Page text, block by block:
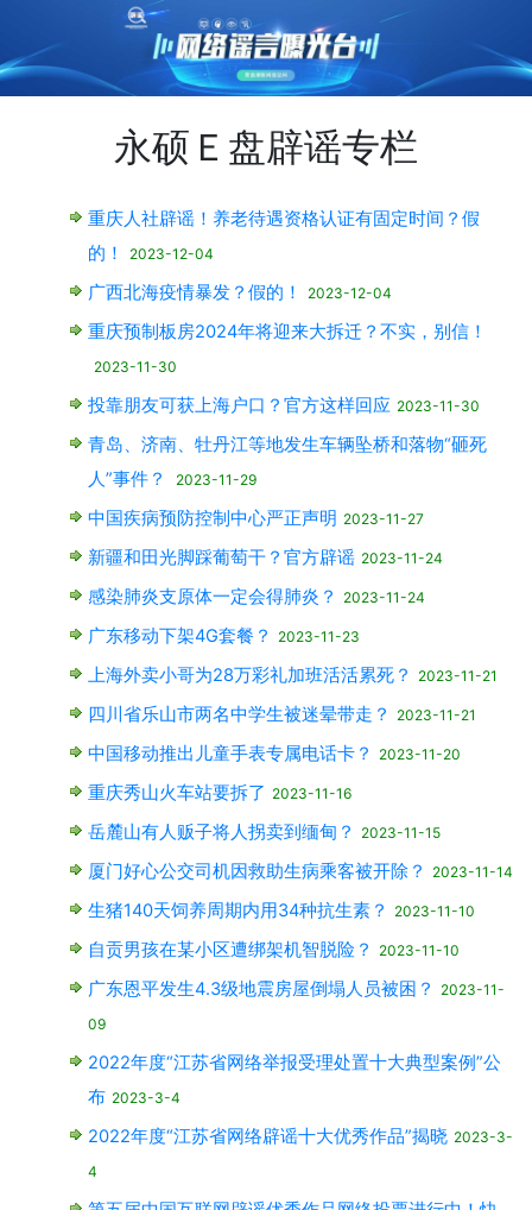
永硕Ｅ盘辟谣专栏
重庆人社辟谣！养老待遇资格认证有固定时间？假
的！
2023-12-04
广西北海疫情暴发？假的！ 2023-12-04
重庆预制板房2024年将迎来大拆迁？不实，别信！
2023-11-30
投靠朋友可获上海户口？官方这样回应 2023-11-30
青岛、济南、牡丹江等地发生车辆坠桥和落物“砸死
人”事件？
2023-11-29
中国疾病预防控制中心严正声明 2023-11-27
新疆和田光脚踩葡萄干？官方辟谣 2023-11-24
感染肺炎支原体一定会得肺炎？ 2023-11-24
广东移动下架4G套餐？ 2023-11-23
上海外卖小哥为28万彩礼加班活活累死？ 2023-11-21
四川省乐山市两名中学生被迷晕带走？ 2023-11-21
中国移动推出儿童手表专属电话卡？ 2023-11-20
重庆秀山火车站要拆了 2023-11-16
岳麓山有人贩子将人拐卖到缅甸？ 2023-11-15
厦门好心公交司机因救助生病乘客被开除？ 2023-11-14
生猪140天饲养周期内用34种抗生素？ 2023-11-10
自贡男孩在某小区遭绑架机智脱险？ 2023-11-10
广东恩平发生4.3级地震房屋倒塌人员被困？
2023-11-
09
2022年度“江苏省网络举报受理处置十大典型案例”公
布 2023-3-4
2022年度“江苏省网络辟谣十大优秀作品”揭晓 2023-3-
4